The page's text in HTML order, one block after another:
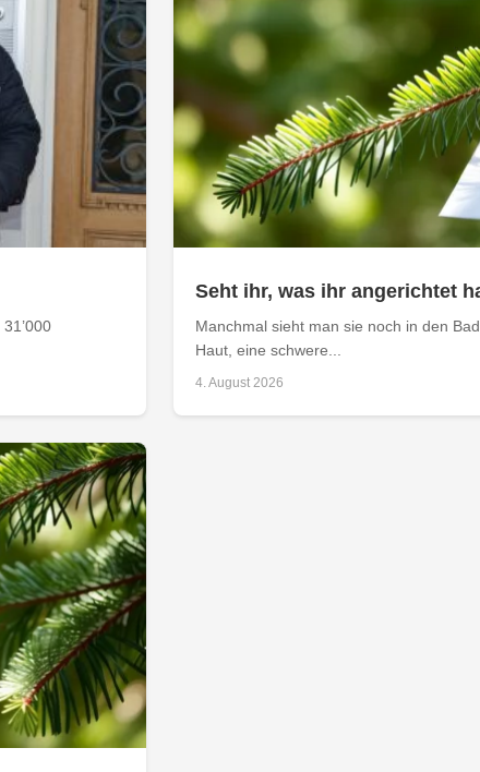
Seht ihr, was ihr angerichtet
Manchmal sieht man sie noch in den
Haut, eine schwere...
4. August 2026